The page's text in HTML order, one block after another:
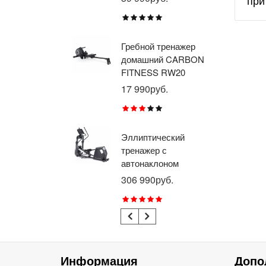
Гребной тренажер
домашний CARBON
FITNESS RW20
17 990руб.
Эллиптический
тренажер с
автонаклоном
профессиональный
BRONZE GYM
E1000M PRO
TURBO (new)
306 990руб.
Информация